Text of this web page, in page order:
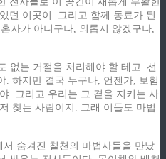
던 이곳이. 그리고 함께 동료가 된
자가 아니구나, 외롭지 않겠구나,
없는 거절을 처리해야 할 테고. 선
. 하지만 결국 누구나, 언젠가, 보험
. 그리고 우리는 그 곁을 지키는 사
찾는 사람이지. 그래 이들도 마법
숨겨진 칠천의 마법사들을 만났